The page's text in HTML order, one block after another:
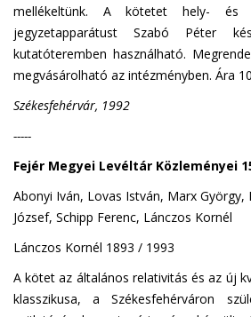
mellékeltünk. A kötetet hely- és
jegyzetapparátust Szabó Péter
kutatóteremben használható.
megvásárolható az intézményben. Ára
Székesfehérvár, 1992
-----
Fejér Megyei Levéltár Közleményei
Abonyi Iván, Lovas István, Marx György,
József, Schipp Ferenc, Lánczos Kornél
Lánczos Kornél 1893 / 1993
A kötet az általános relativitás és az új
klasszikusa, a Székesfehérváron